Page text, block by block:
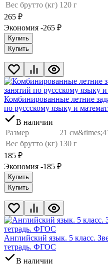
Вес брутто (кг) 120 г
265 ₽
Экономия -265 ₽
Купить
Купить
Комбинированные летние
по руссскому языку и
В наличии
Размер
21
Вес брутто (кг) 130 г
185 ₽
Экономия -185 ₽
Купить
Купить
Английский язык. 5 класс.
тетрадь. ФГОС
В наличии